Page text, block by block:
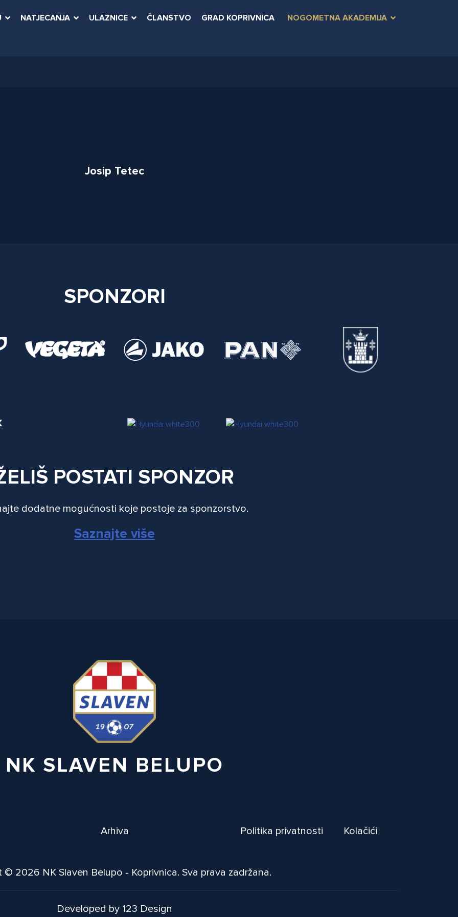
NATJECANJA ULAZNICE ČLANSTVO GRAD KOPRIVNICA NOGOMETNA AKADEMIJA
Josip Tetec
SPONZORI
POSTATI SPONZOR
dodatne mogućnosti koje postoje za sponzorstvo.
Saznajte više
NK SLAVEN BELUPO
Arhiva Politika privatnosti Kolačići
© 2026 NK Slaven Belupo - Koprivnica. Sva prava zadržana.
Developed by 123 Design